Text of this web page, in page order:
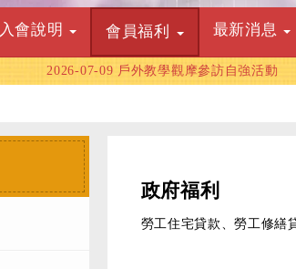
入會說明 會員福利 最新消息
2026-07-09 戶外教學觀摩參訪自強活動
政府福利
勞工住宅貸款、勞工修繕